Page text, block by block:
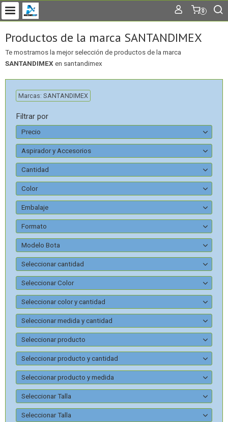
0
Productos de la marca SANTANDIMEX
Te mostramos la mejor selección de productos de la marca
SANTANDIMEX en santandimex
Marcas: SANTANDIMEX
Filtrar por
Precio
Aspirador y Accesorios
Cantidad
Color
Embalaje
Formato
Modelo Bota
Seleccionar cantidad
Seleccionar Color
Seleccionar color y cantidad
Seleccionar medida y cantidad
Seleccionar producto
Seleccionar producto y cantidad
Seleccionar producto y medida
Seleccionar Talla
Seleccionar Talla